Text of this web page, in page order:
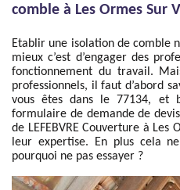
comble à Les Ormes Sur
Etablir une isolation de comble
mieux c’est d’engager des
fonctionnement du travail.
professionnels, il faut d’abord
vous êtes dans le 77134, et
formulaire de demande de
de LEFEBVRE Couverture à Les
leur expertise. En plus cela
pourquoi ne pas essayer ?